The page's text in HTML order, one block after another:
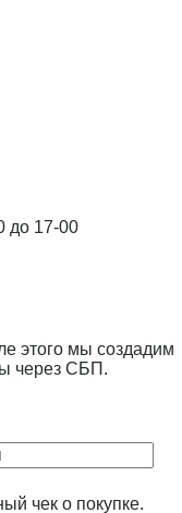
до 17-00
этого мы создадим
через СБП.
чек о покупке.